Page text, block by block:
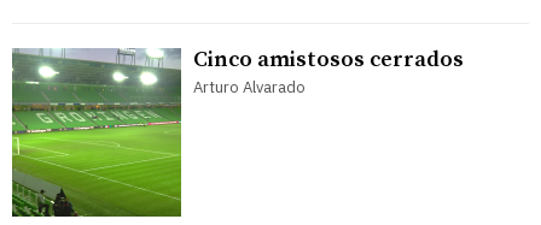
Cinco amistosos cerrados
Arturo Alvarado